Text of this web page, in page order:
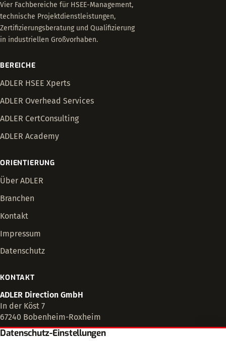
Vier Fachbereiche für HSEE-Management,
technische Projektdienstleistungen,
Zertifizierungsberatung und Qualifizierung
in industriellen Großvorhaben.
BEREICHE
ADLER HSEE Xperts
ADLER Overhead Services
ADLER CertConsulting
ADLER Academy
ORIENTIERUNG
Über ADLER
Branchen
Kontakt
Impressum
Datenschutz
KONTAKT
ADLER Direction GmbH
In der Köst 7
67240 Bobenheim-Roxheim
+49 6239 995 40 78
Datenschutz-Einstellungen